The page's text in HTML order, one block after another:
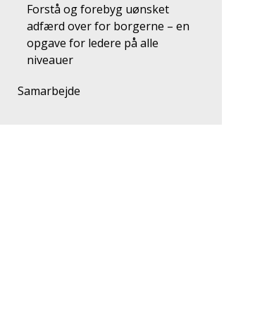
Forstå og forebyg uønsket
adfærd over for borgerne – en
opgave for ledere på alle
niveauer
Samarbejde